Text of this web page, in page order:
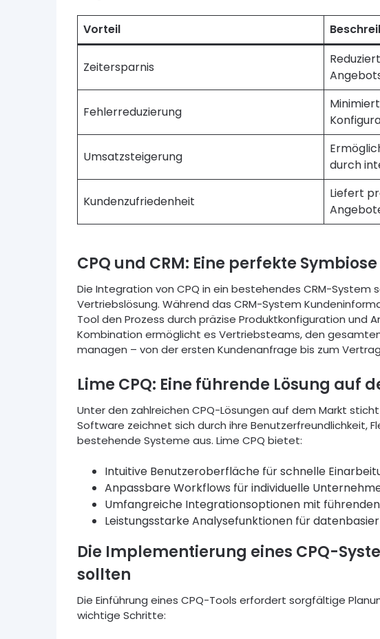
Vorteil
Zeitersparnis
Fehlerreduzierung
Umsatzsteigerung
durch
Kundenzufriedenheit
Liefert
CPQ und CRM: Eine perfekte Symbiose
Die Integration von CPQ in ein bestehendes CRM-
Vertriebslösung. Während das CRM-System
Tool den Prozess durch präzise Produktkonfiguration und
Kombination ermöglicht es Vertriebsteams, den
managen – von der ersten Kundenanfrage bis zum
Lime CPQ: Eine führende Lösung auf
Unter den zahlreichen CPQ-Lösungen auf dem Markt
Software zeichnet sich durch ihre Benutzerfreundlichkeit,
bestehende Systeme aus. Lime CPQ bietet:
Intuitive Benutzeroberfläche für schnelle
Anpassbare Workflows für individuelle
Umfangreiche Integrationsoptionen mit führenden
Leistungsstarke Analysefunktionen für
Die Implementierung eines CPQ-
sollten
Die Einführung eines CPQ-Tools erfordert sorgfältige
wichtige Schritte: